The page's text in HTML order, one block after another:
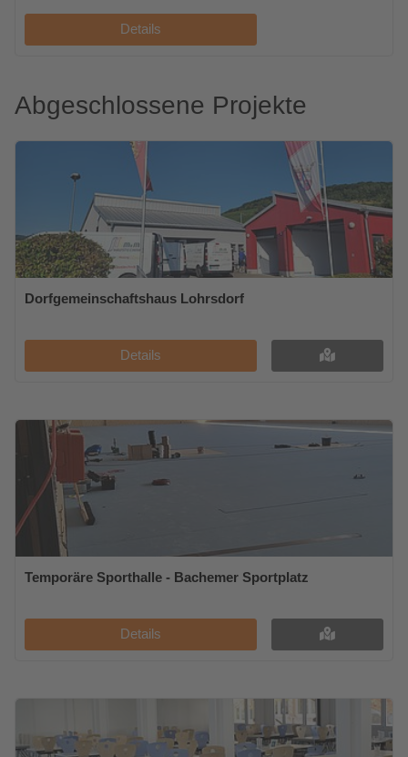
Details
Abgeschlossene Projekte
Dorfgemeinschaftshaus Lohrsdorf
Details
Temporäre Sporthalle - Bachemer Sportplatz
Details